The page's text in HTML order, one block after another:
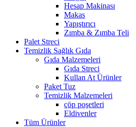
Hesap Makinası
Makas
Yapıştırıcı
Zımba & Zımba Teli
Palet Streci
Temizlik Sağlık Gıda
Gıda Malzemeleri
Gıda Streci
Kullan At Ürünler
Paket Tuz
Temizlik Malzemeleri
çöp poşetleri
Eldivenler
Tüm Ürünler